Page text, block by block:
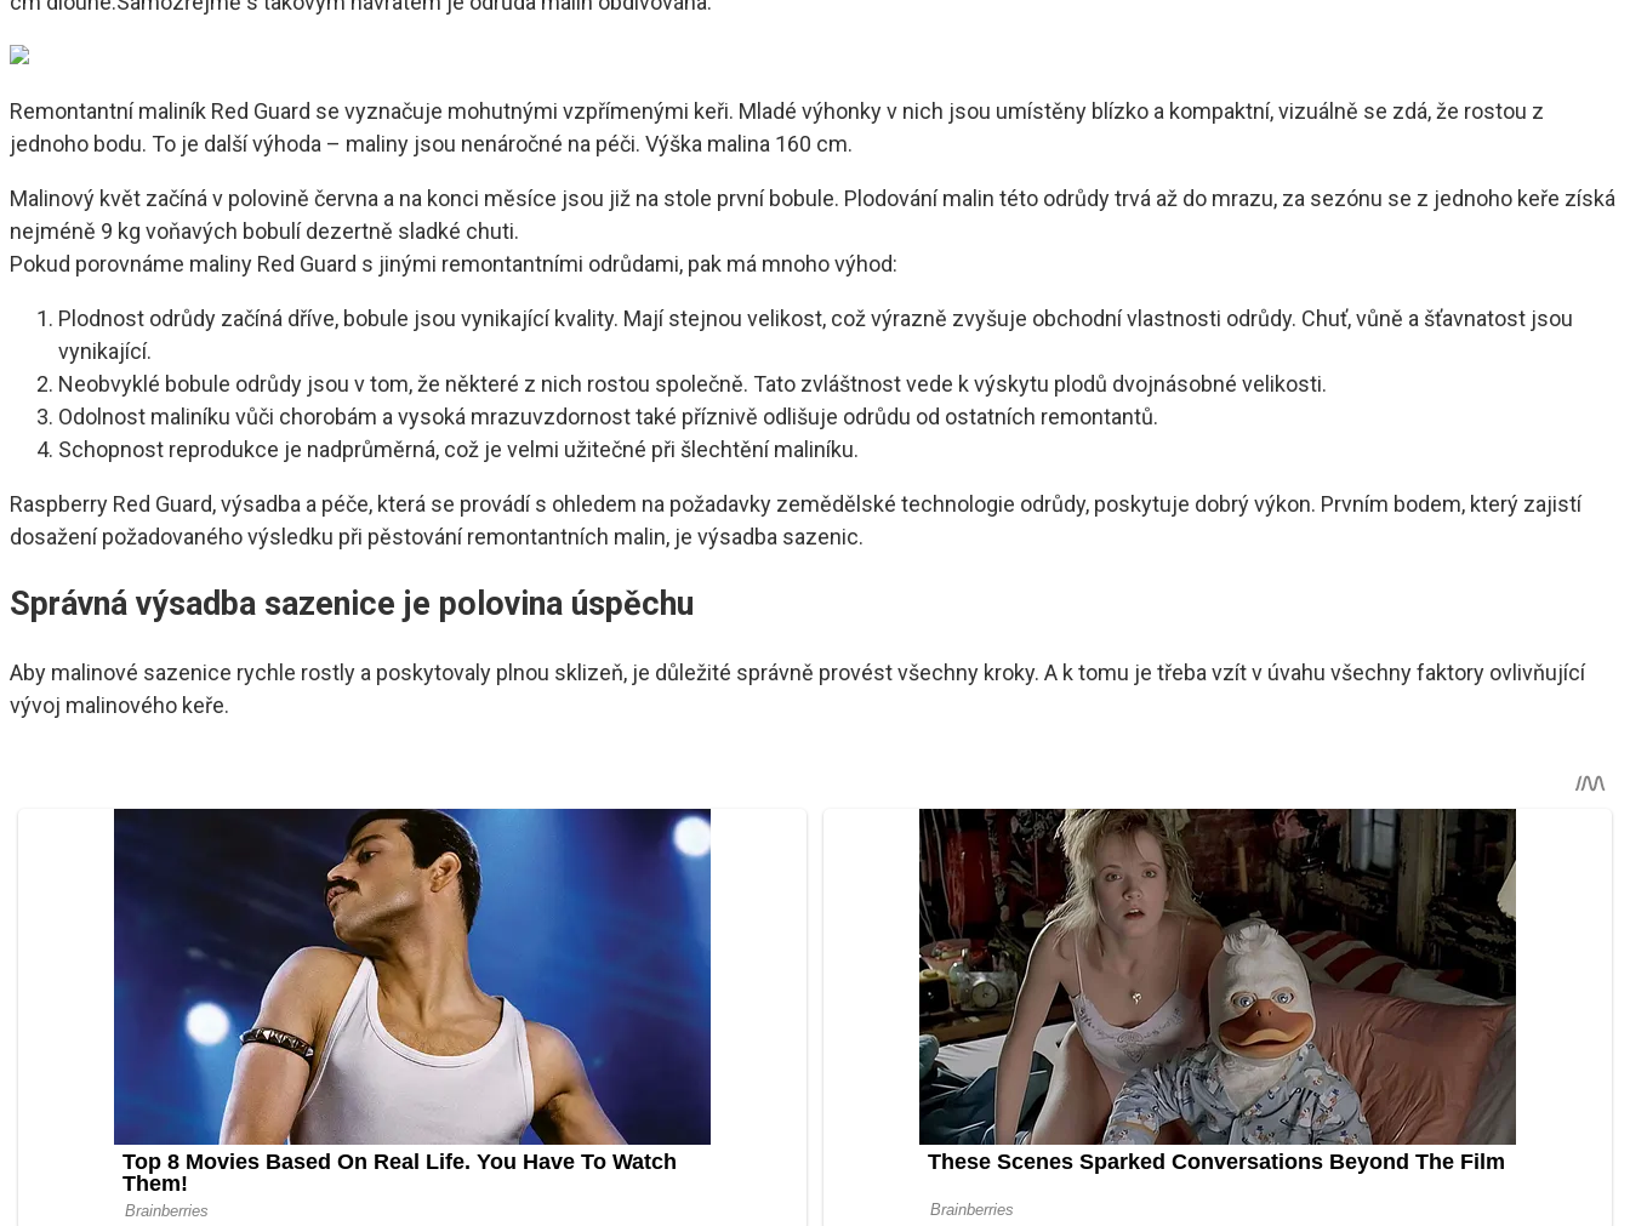
Remontantní maliník Red Guard se vyznačuje mohutnými vzpřímenými keři. Mladé výhonky v nich jsou umístěny blízko a kompaktní, vizuálně se zdá, že rostou z
jednoho bodu. To je další výhoda – maliny jsou nenáročné na péči. Výška malina 160 cm.
Malinový květ začíná v polovině června a na konci měsíce jsou již na stole první bobule. Plodování malin této odrůdy trvá až do mrazu, za sezónu se z jednoho keře získá
nejméně 9 kg voňavých bobulí dezertně sladké chuti.
Pokud porovnáme maliny Red Guard s jinými remontantními odrůdami, pak má mnoho výhod:
Plodnost odrůdy začíná dříve, bobule jsou vynikající kvality. Mají stejnou velikost, což výrazně zvyšuje obchodní vlastnosti odrůdy. Chuť, vůně a šťavnatost jsou
vynikající.
Neobvyklé bobule odrůdy jsou v tom, že některé z nich rostou společně. Tato zvláštnost vede k výskytu plodů dvojnásobné velikosti.
Odolnost maliníku vůči chorobám a vysoká mrazuvzdornost také příznivě odlišuje odrůdu od ostatních remontantů.
Schopnost reprodukce je nadprůměrná, což je velmi užitečné při šlechtění maliníku.
Raspberry Red Guard, výsadba a péče, která se provádí s ohledem na požadavky zemědělské technologie odrůdy, poskytuje dobrý výkon. Prvním bodem, který zajistí
dosažení požadovaného výsledku při pěstování remontantních malin, je výsadba sazenic.
Správná výsadba sazenice je polovina úspěchu
Aby malinové sazenice rychle rostly a poskytovaly plnou sklizeň, je důležité správně provést všechny kroky. A k tomu je třeba vzít v úvahu všechny faktory ovlivňující
vývoj malinového keře.